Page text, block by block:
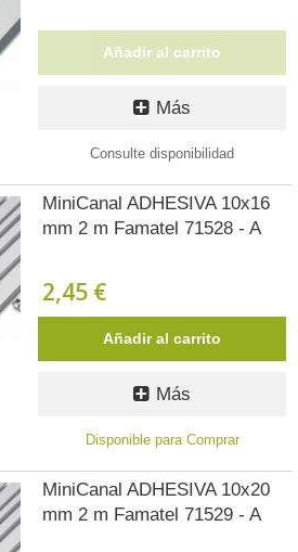
Añadir al carrito
Más
Consulte disponibilidad
MiniCanal ADHESIVA 10x16
mm 2 m Famatel 71528 - A
2,45 €
Añadir al carrito
Más
Disponible para Comprar
MiniCanal ADHESIVA 10x20
mm 2 m Famatel 71529 - A